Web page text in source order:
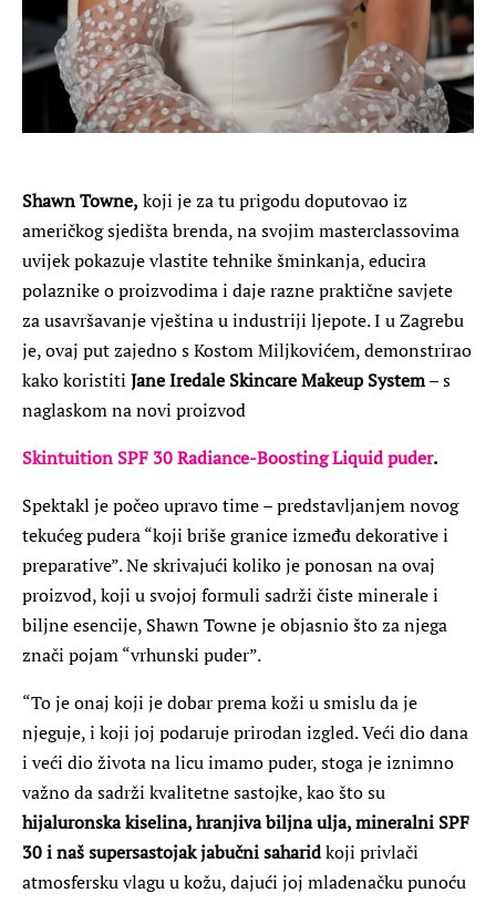
Shawn Towne, koji je za tu prigodu doputovao iz
američkog sjedišta brenda, na svojim masterclassovima
uvijek pokazuje vlastite tehnike šminkanja, educira
polaznike o proizvodima i daje razne praktične savjete
za usavršavanje vještina u industriji ljepote. I u Zagrebu
je, ovaj put zajedno s Kostom Miljkovićem, demonstrirao
kako koristiti Jane Iredale Skincare Makeup System– s
naglaskom na novi proizvod
Skintuition SPF 30 Radiance-Boosting Liquid puder.
Spektakl je počeo upravo time – predstavljanjem novog
tekućeg pudera “koji briše granice između dekorative i
preparative”. Ne skrivajući koliko je ponosan na ovaj
proizvod, koji u svojoj formuli sadrži čiste minerale i
biljne esencije, Shawn Towne je objasnio što za njega
znači pojam “vrhunski puder”.
“To je onaj koji je dobar prema koži u smislu da je
njeguje, i koji joj podaruje prirodan izgled. Veći dio dana
i veći dio života na licu imamo puder, stoga je iznimno
važno da sadrži kvalitetne sastojke, kao što su
hijaluronska kiselina, hranjiva biljna ulja, mineralni SPF
30 i naš supersastojak jabučni saharidkoji privlači
atmosfersku vlagu u kožu, dajući joj mladenačku punoću